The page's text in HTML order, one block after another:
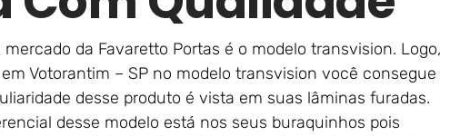
da Favaretto Portas é o modelo transvision. Logo,
Votorantim – SP no modelo transvision você consegue
desse produto é vista em suas lâminas furadas.
desse modelo está nos seus buraquinhos pois